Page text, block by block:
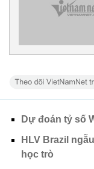
Dự đoán tỷ số
HLV Brazil
học trò